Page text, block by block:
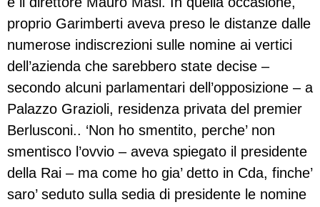
proprio Garimberti aveva preso le distanze dalle
numerose indiscrezioni sulle nomine ai vertici
dell’azienda che sarebbero state decise –
secondo alcuni parlamentari dell’opposizione – a
Palazzo Grazioli, residenza privata del premier
Berlusconi.. ‘Non ho smentito, perche’ non
smentisco l’ovvio – aveva spiegato il presidente
della Rai – ma come ho gia’ detto in Cda, finche’
saro’ seduto sulla sedia di presidente le nomine